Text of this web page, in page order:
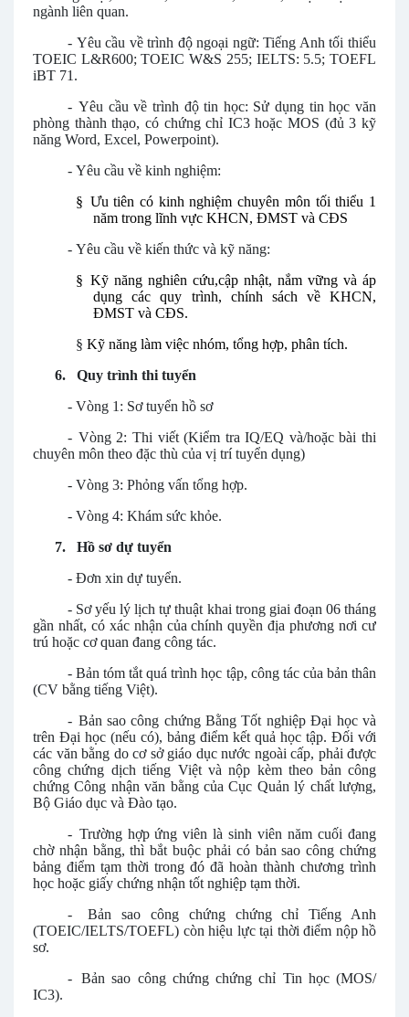
ngành liên quan.
- Yêu cầu về trình độ ngoại ngữ: Tiếng Anh tối thiểu
TOEIC L&R600; TOEIC W&S 255; IELTS: 5.5; TOEFL
iBT 71.
- Yêu cầu về trình độ tin học: Sử dụng tin học văn
phòng thành thạo, có chứng chỉ IC3 hoặc MOS (đủ 3 kỹ
năng Word, Excel, Powerpoint).
- Yêu cầu về kinh nghiệm:
§ Ưu tiên có kinh nghiệm chuyên môn tối thiểu 1
năm trong lĩnh vực KHCN, ĐMST và CĐS
- Yêu cầu về kiến thức và kỹ năng:
§ Kỹ năng nghiên cứu,cập nhật, nắm vững và áp
dụng các quy trình, chính sách về KHCN,
ĐMST và CĐS.
§ Kỹ năng làm việc nhóm, tổng hợp, phân tích.
6.
Quy trình thi tuyển
- Vòng 1: Sơ tuyển hồ sơ
- Vòng 2: Thi viết(Kiểm tra IQ/EQ và/hoặc bài thi
chuyên môn theo đặc thù của vị trí tuyển dụng)
- Vòng 3: Phỏng vấn tổng hợp.
- Vòng 4: Khám sức khỏe.
7.
Hồ sơ dự tuyển
- Đơn xin dự tuyển.
- Sơ yếu lý lịch tự thuật khai trong giai đoạn 06 tháng
gần nhất, có xác nhận của chính quyền địa phương nơi cư
trú hoặc cơ quan đang công tác.
- Bản tóm tắt quá trình học tập, công tác của bản thân
(CV bằng tiếng Việt).
- Bản sao công chứng Bằng Tốt nghiệp Đại học và
trên Đại học (nếu có), bảng điểm kết quả học tập. Đối với
các văn bằng do cơ sở giáo dục nước ngoài cấp, phải được
công chứng dịch tiếng Việt và nộp kèm theo bản công
chứng Công nhận văn bằng của Cục Quản lý chất lượng,
Bộ Giáo dục và Đào tạo.
- Trường hợp ứng viên là sinh viên năm cuối đang
chờ nhận bằng, thì bắt buộc phải có bản sao công chứng
bảng điểm tạm thời trong đó đã hoàn thành chương trình
học hoặc giấy chứng nhận tốt nghiệp tạm thời.
-
Bản sao công chứng chứng chỉ Tiếng Anh
(TOEIC/IELTS/TOEFL) còn hiệu lực tại thời điểm nộp hồ
sơ.
-
Bản sao công chứng chứng chỉ Tin học (MOS/
IC3).